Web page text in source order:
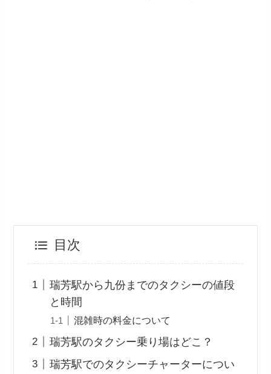
目次
瑞芳駅から九份までのタクシーの値段
と時間
混雑時の料金について
瑞芳駅のタクシー乗り場はどこ？
瑞芳駅でのタクシーチャーターについ